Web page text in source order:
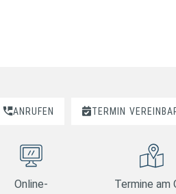
ANRUFEN TERMIN
Online-
Termine am